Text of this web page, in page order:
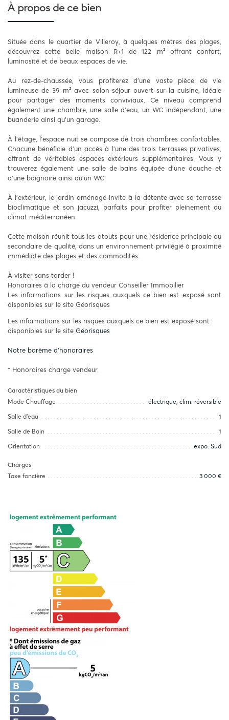
À propos de ce bien
Située dans le quartier de Villeroy, à quelques mètres des plages,
découvrez cette belle maison R+1 de 122 m² offrant confort,
luminosité et de beaux espaces de vie.
Au rez-de-chaussée, vous profiterez d'une vaste pièce de vie
lumineuse de 39 m² avec salon-séjour ouvert sur la cuisine, idéale
pour partager des moments conviviaux. Ce niveau comprend
également une chambre, une salle d'eau, un WC indépendant, une
buanderie ainsi qu'un garage.
À l'étage, l'espace nuit se compose de trois chambres confortables.
Chacune bénéficie d'un accès à l'une des trois terrasses privatives,
offrant de véritables espaces extérieurs supplémentaires. Vous y
trouverez également une salle de bains équipée d'une douche et
d'une baignoire ainsi qu'un WC.
À l'extérieur, le jardin aménagé invite à la détente avec sa terrasse
bioclimatique et son jacuzzi, parfaits pour profiter pleinement du
climat méditerranéen.
Cette maison réunit tous les atouts pour une résidence principale ou
secondaire de qualité, dans un environnement privilégié à proximité
immédiate des plages et des commodités.
À visiter sans tarder !
Honoraires à la charge du vendeur Conseiller Immobilier
Les informations sur les risques auxquels ce bien est exposé sont
disponibles sur le site Géorisques
Les informations sur les risques auxquels ce bien est exposé sont
disponibles sur le site Géorisques
Notre barème d'honoraires
* Honoraires charge vendeur.
Caractéristiques du bien
Mode Chauffage
électrique, clim. réversible
Salle d’eau 1
Salle de Bain 1
Orientation expo. Sud
Charges
Taxe foncière
3 000 €